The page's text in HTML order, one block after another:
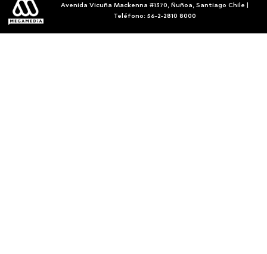
Avenida Vicuña Mackenna #1370, Ñuñoa, Santiago Chile |
Teléfono: 56-2-2810 8000